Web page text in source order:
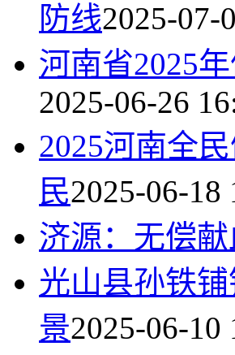
防线2025-07-
河南省2025
2025-06-26
2025河南全
民2025-06-18
济源：无偿
光山县孙铁
景2025-06-10